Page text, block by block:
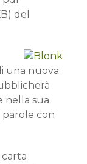
del
una nuova
nella sua
parole con
carta